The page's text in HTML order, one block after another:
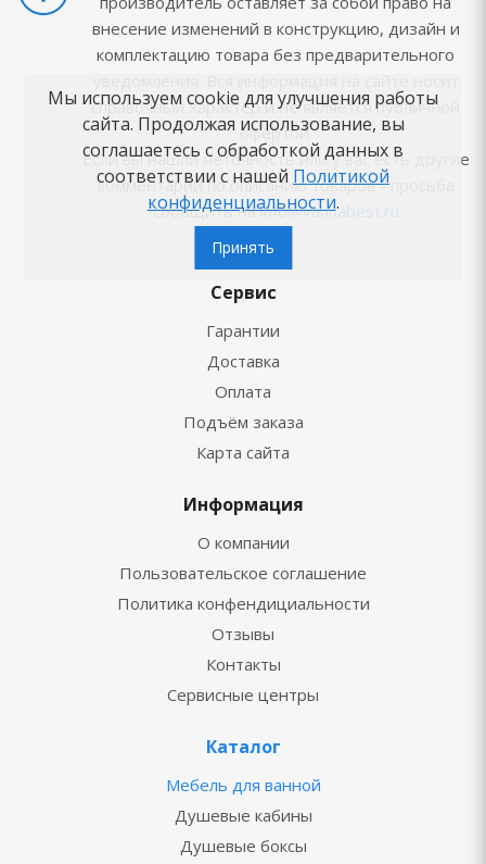
внесение изменений в конструкцию, дизайн и
комплектацию товара без предварительного
справочный характер и не является публичной
офертой.
Если вы нашли неточность или у вас есть другие
комментарии по описанию товаров - просьба
сообщить наinfo@vannabest.ru
Сервис
Гарантии
Доставка
Оплата
Подъём заказа
Карта сайта
Информация
О компании
Пользовательское соглашение
Политика конфендициальности
Отзывы
Контакты
Сервисные центры
Каталог
Мебель для ванной
Душевые кабины
Душевые боксы
Мы используем cookie для улучшения работы
сайта. Продолжая использование, вы
соглашаетесь с обработкой данных в
соответствии с нашей Политикой
конфиденциальности.
Принять